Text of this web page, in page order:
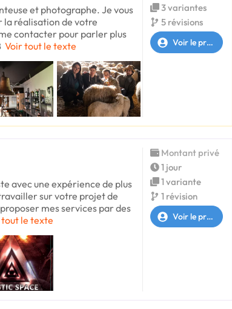
et photographe. Je vous
la réalisation de votre
contacter pour parler plus
Voir tout le texte
3 variantes
5 révisions
Voir le profil
avec une expérience de plus
sur votre projet de
mes services par des
le texte
Montant privé
1 jour
1 variante
1 révision
Voir le profil